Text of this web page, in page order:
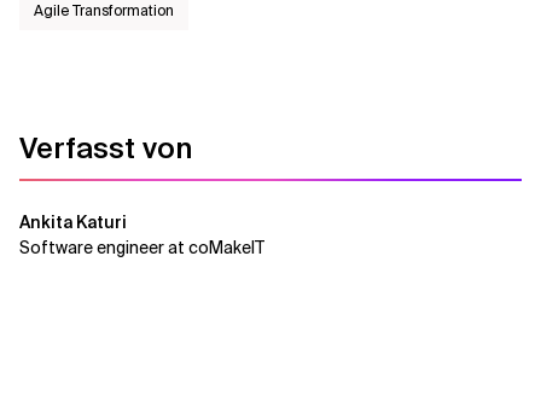
Agile Transformation
Verfasst von
Ankita Katuri
Software engineer at coMakeIT